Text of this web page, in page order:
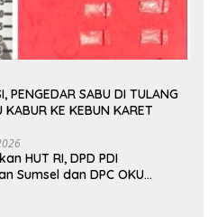
PENGEDAR SABU DI TULANG
KABUR KE KEBUN KARET
HUT RI, DPD PDI
Sumsel dan DPC OKU